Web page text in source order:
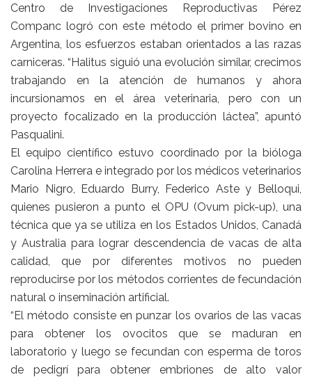
Centro de Investigaciones Reproductivas Pérez
Companc logró con este método el primer bovino en
Argentina, los esfuerzos estaban orientados a las razas
carniceras. “Halitus siguió una evolución similar, crecimos
trabajando en la atención de humanos y ahora
incursionamos en el área veterinaria, pero con un
proyecto focalizado en la producción láctea”, apuntó
Pasqualini.
El equipo científico estuvo coordinado por la bióloga
Carolina Herrera e integrado por los médicos veterinarios
Mario Nigro, Eduardo Burry, Federico Aste y Belloqui,
quienes pusieron a punto el OPU (Ovum pick-up), una
técnica que ya se utiliza en los Estados Unidos, Canadá
y Australia para lograr descendencia de vacas de alta
calidad, que por diferentes motivos no pueden
reproducirse por los métodos corrientes de fecundación
natural o inseminación artificial.
“El método consiste en punzar los ovarios de las vacas
para obtener los ovocitos que se maduran en
laboratorio y luego se fecundan con esperma de toros
de pedigrí para obtener embriones de alto valor